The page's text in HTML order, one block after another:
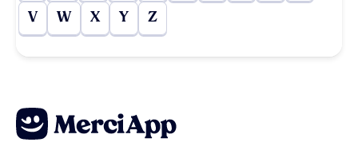
V W X Y Z